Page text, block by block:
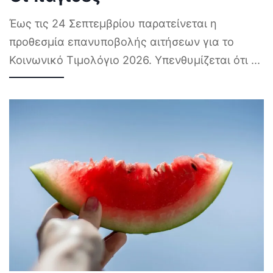
Έως τις 24 Σεπτεμβρίου παρατείνεται η
προθεσμία επανυποβολής αιτήσεων για το
Κοινωνικό Τιμολόγιο 2026. Υπενθυμίζεται ότι ...